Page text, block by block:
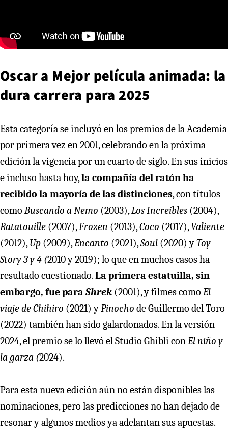
Oscar a Mejor película animada: la
dura carrera para 2025
Esta categoría se incluyó en los premios de la Academia
por primera vez en 2001, celebrando en la próxima
edición la vigencia por un cuarto de siglo. En sus inicios
e incluso hasta hoy,la compañía del ratón ha
recibido la mayoría de las distinciones, con títulos
como Buscando a Nemo (2003),Los Increíbles (2004),
Ratatouille (2007),Frozen (2013),Coco (2017),Valiente
(2012),Up (2009),Encanto (2021),Soul (2020) yToy
Story 3 y 4 (2010 y 2019); lo que en muchos casos ha
resultado cuestionado.La primera estatuilla, sin
embargo, fue para Shrek (2001), y filmes como El
viaje de Chihiro (2021) yPinocho de Guillermo del Toro
(2022) también han sido galardonados. En la versión
2024, el premio se lo llevó el Studio Ghibli conEl niño y
la garza (2024).
Para esta nueva edición aún no están disponibles las
nominaciones, pero las predicciones no han dejado de
resonar y algunos medios ya adelantan sus apuestas.